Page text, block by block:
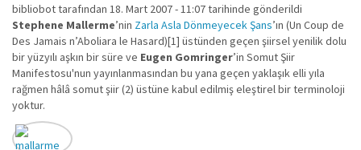
bibliobottarafından 18. Mart 2007 - 11:07 tarihinde gönderildi
Stephene Mallerme’nin Zarla Asla Dönmeyecek Şans’ın (Un Coup de
Des Jamais n’Aboliara le Hasard)[1] üstünden geçen şiirsel yenilik dolu
bir yüzyılı aşkın bir süre ve Eugen Gomringer’in Somut Şiir
Manifestosu'nun yayınlanmasından bu yana geçen yaklaşık elli yıla
rağmen hâlâ somut şiir (2) üstüne kabul edilmiş eleştirel bir terminoloji
yoktur.